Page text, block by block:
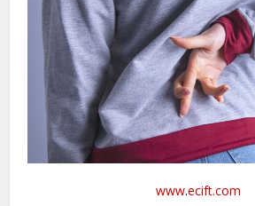
www.ecift.com